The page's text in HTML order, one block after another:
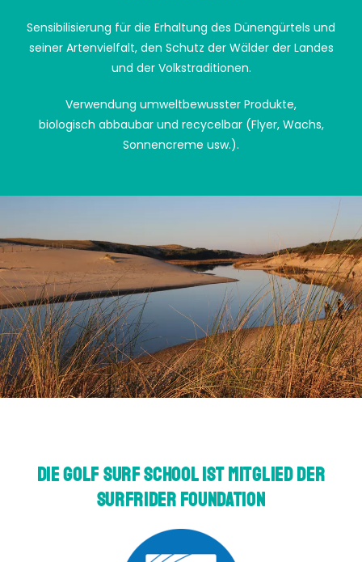
Sensibilisierung für die Erhaltung des Dünengürtels und
seiner Artenvielfalt, den Schutz der Wälder der Landes
und der Volkstraditionen.
Verwendung umweltbewusster Produkte,
biologisch abbaubar und recycelbar (Flyer, Wachs,
Sonnencreme usw.).
Die Golf Surf School ist Mitglied der
Surfrider Foundation